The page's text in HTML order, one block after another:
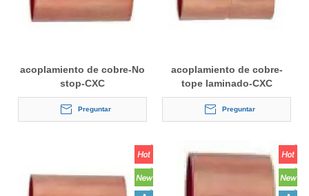
acoplamiento de cobre-No
stop-CXC
Preguntar
acoplamiento de cobre-
tope laminado-CXC
Preguntar